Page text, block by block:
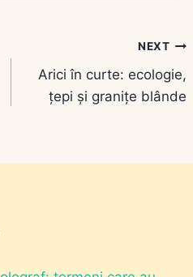
NEXT
Arici în curte: ecologie,
țepi și granițe blânde